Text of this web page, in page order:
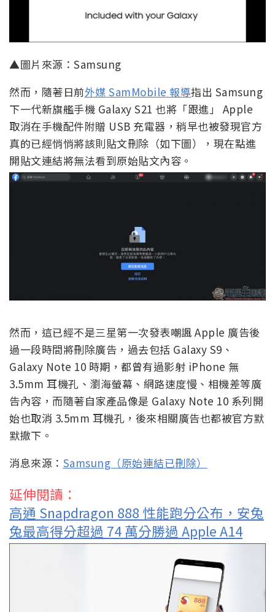
▲圖片來源：Samsung
然而，隨著日前外媒 SamMobile 報導指出 Samsung
下一代新旗艦手機 Galaxy S21 也將「跟進」 Apple
取消在手機配件附贈 USB 充電器，稍早也被發現官方
真的已經悄悄將該則貼文刪除（如下圖），現在點進
開貼文連結將無法看到原始貼文內容。
然而，這已經不是三星第一次發表嘲諷 Apple 廣告後
過一段時間將刪除廣告，過去包括 Galaxy S9、
Galaxy Note 10 時期，都曾有過影射 iPhone 無
3.5mm 耳機孔、瀏海螢幕、網路速度慢、相機差等廣
告內容，而隨著自家產品像是 Galaxy Note 10 系列開
始也取消 3.5mm 耳機孔，後來相關廣告也都被官方默
默撤下。
消息來源： Samsung（原始連結已刪除）
延伸閱讀：
高通 Snapdragon 888 性能跑分公布，安兔
兔最高得分超過 74 萬分勝過 Apple A14